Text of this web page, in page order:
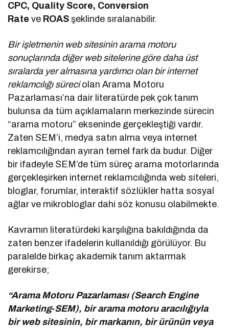
CPC, Quality Score, Conversion
Rateve ROAS şeklinde sıralanabilir.
Bir işletmenin web sitesinin arama motoru
sonuçlarında diğer web sitelerine göre daha üst
sıralarda yer almasına yardımcı olan bir internet
reklamcılığı süreciolan Arama Motoru
Pazarlaması’na dair literatürde pek çok tanım
bulunsa da tüm açıklamaların merkezinde sürecin
“arama motoru” ekseninde gerçekleştiği vardır.
Zaten SEM’i, medya satın alma veya internet
reklamcılığından ayıran temel fark da budur. Diğer
bir ifadeyle SEM’de tüm süreç arama motorlarında
gerçekleşirken internet reklamcılığında web siteleri,
bloglar, forumlar, interaktif sözlükler hatta sosyal
ağlar ve mikrobloglar dahi söz konusu olabilmekte.
Kavramın literatürdeki karşılığına bakıldığında da
zaten benzer ifadelerin kullanıldığı görülüyor. Bu
paralelde birkaç akademik tanım aktarmak
gerekirse;
“Arama Motoru Pazarlaması (Search Engine
Marketing‑SEM), bir arama motoru aracılığıyla
bir web sitesinin, bir markanın, bir ürünün veya